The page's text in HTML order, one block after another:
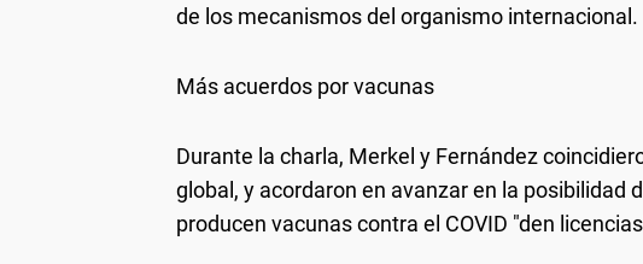
de los mecanismos del organismo internacional.
Más acuerdos por vacunas
Durante la charla, Merkel y Fernández
global, y acordaron en avanzar en la posibilidad
producen vacunas contra el COVID "den